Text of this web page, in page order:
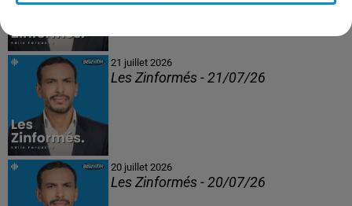
21 juillet 2026
Les Zinformés - 21/07/26
20 juillet 2026
Les Zinformés - 20/07/26